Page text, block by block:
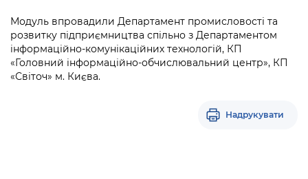
Модуль впровадили Департамент промисловості та
розвитку підприємництва спільно з Департаментом
інформаційно-комунікаційних технологій, КП
«Головний інформаційно-обчислювальний центр», КП
«Світоч» м. Києва.
Надрукувати